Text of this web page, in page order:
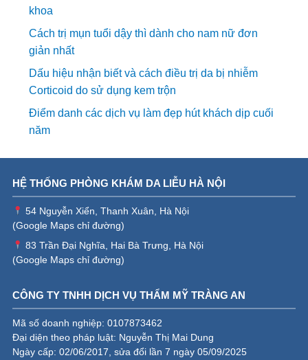
khoa
Cách trị mụn tuổi dậy thì dành cho nam nữ đơn
giản nhất
Dấu hiệu nhận biết và cách điều trị da bị nhiễm
Corticoid do sử dụng kem trộn
Điểm danh các dịch vụ làm đẹp hút khách dịp cuối
năm
HỆ THỐNG PHÒNG KHÁM DA LIỄU HÀ NỘI
54 Nguyễn Xiển, Thanh Xuân, Hà Nội
(Google Maps chỉ đường)
83 Trần Đại Nghĩa, Hai Bà Trưng, Hà Nội
(Google Maps chỉ đường)
CÔNG TY TNHH DỊCH VỤ THẨM MỸ TRÀNG AN
Mã số doanh nghiệp: 0107873462
Đại diện theo pháp luật: Nguyễn Thị Mai Dung
Ngày cấp: 02/06/2017, sửa đổi lần 7 ngày 05/09/2025